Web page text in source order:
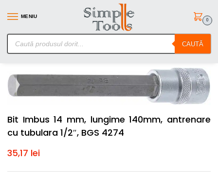
MENIU
CAUTĂ
0
SimpleTools.ro – Gasesti orice – Comanzi simplu
Prima pagină
Scule de mana Chei Tubulare cu Biti Bit Imbus 14 mm, lungime 140mm, antrenare cu tubulara 1/2″, BGS 4274
Bit Imbus 14 mm, lungime 140mm, antrenare
cu tubulara 1/2″, BGS 4274
35,17 lei